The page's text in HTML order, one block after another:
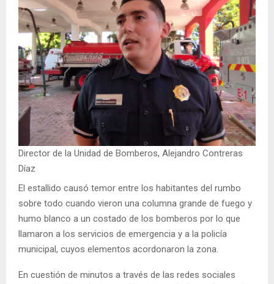
Director de la Unidad de Bomberos, Alejandro Contreras
Díaz
El estallido causó temor entre los habitantes del rumbo
sobre todo cuando vieron una columna grande de fuego y
humo blanco a un costado de los bomberos por lo que
llamaron a los servicios de emergencia y a la policía
municipal, cuyos elementos acordonaron la zona.
En cuestión de minutos a través de las redes sociales